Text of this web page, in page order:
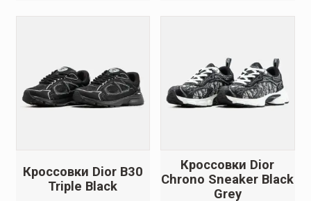
Кроссовки Dior B30
Triple Black
Кроссовки Dior
Chrono Sneaker Black
Grey